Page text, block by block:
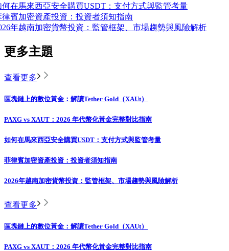
何在馬來西亞安全購買USDT：支付方式與監管考量
律賓加密資產投資：投資者須知指南
年越南加密貨幣投資：監管框架、市場趨勢與風險解析
更多主題
查看更多
區塊鏈上的數位黃金：解讀Tether Gold（XAUt）
PAXG vs XAUT：2026 年代幣化黃金完整對比指南
如何在馬來西亞安全購買USDT：支付方式與監管考量
菲律賓加密資產投資：投資者須知指南
2026年越南加密貨幣投資：監管框架、市場趨勢與風險解析
查看更多
區塊鏈上的數位黃金：解讀Tether Gold（XAUt）
PAXG vs XAUT：2026 年代幣化黃金完整對比指南